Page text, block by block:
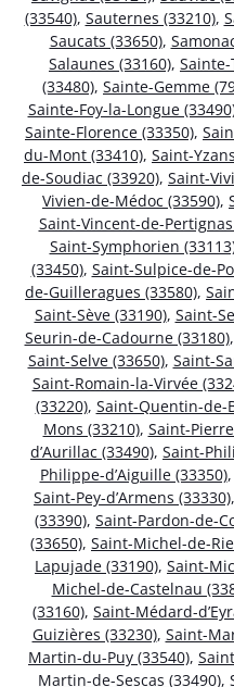
(33540), Sauternes (33210),
Saucats (33650),
Salaunes (33160),
(33480), Sainte-Gemme
Sainte-Foy-la-Longue
Sainte-Florence (33350),
du-Mont (33410), Saint-
de-Soudiac (33920), Saint-
Vivien-de-Médoc (33590),
Saint-Vincent-de-Pertignas
Saint-Symphorien
(33450), Saint-Sulpice-de-
de-Guilleragues (33580),
Saint-Sève (33190), Saint-
Seurin-de-Cadourne (33180),
Saint-Selve (33650), Saint-
Saint-Romain-la-Virvée
(33220), Saint-Quentin-de-
Mons (33210), Saint-
d’Aurillac (33490), Saint-
Philippe-d’Aiguille (33350),
Saint-Pey-d’Armens (33330),
(33390), Saint-Pardon-de-
(33650), Saint-Michel-de-
Lapujade (33190), Saint-
Michel-de-Castelnau
(33160), Saint-Médard-
Guizières (33230), Saint-
Martin-du-Puy (33540),
Martin-de-Sescas (33490),